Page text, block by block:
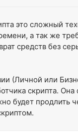
это сложный
а так же
средств без
(Личной или
скрипта.
будет продлить